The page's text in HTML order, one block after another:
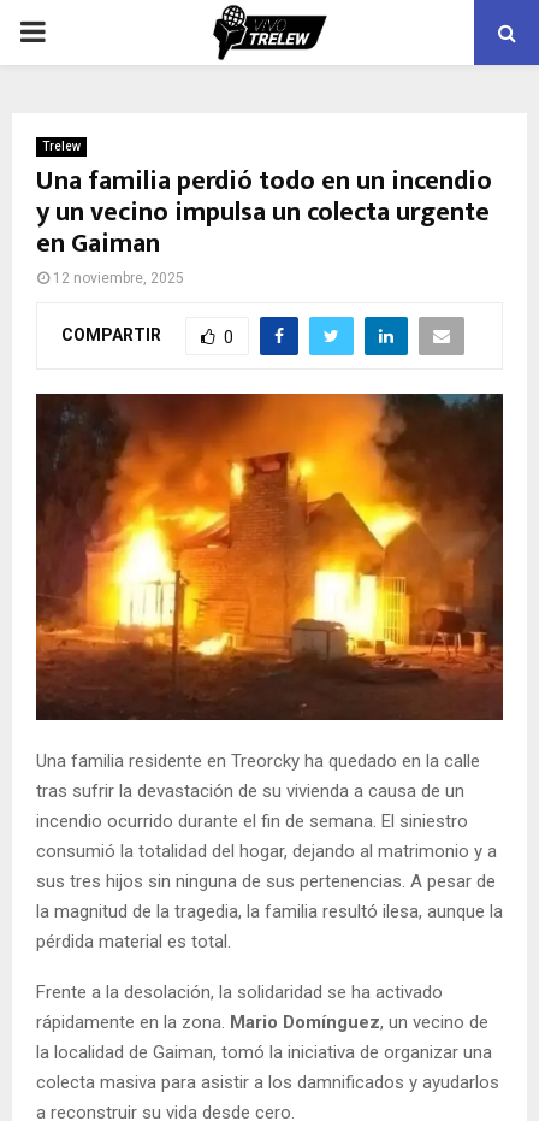
PRIMARY
Trelew
Una familia perdió todo en un incendio
y un vecino impulsa un colecta urgente
en Gaiman
12 noviembre, 2025
COMPARTIR 0
Una familia residente en Treorcky ha quedado en la calle
tras sufrir la devastación de su vivienda a causa de un
incendio ocurrido durante el fin de semana. El siniestro
consumió la totalidad del hogar, dejando al matrimonio y a
sus tres hijos sin ninguna de sus pertenencias. A pesar de
la magnitud de la tragedia, la familia resultó ilesa, aunque la
pérdida material es total.
Frente a la desolación, la solidaridad se ha activado
rápidamente en la zona. Mario Domínguez, un vecino de
la localidad de Gaiman, tomó la iniciativa de organizar una
colecta masiva para asistir a los damnificados y ayudarlos
a reconstruir su vida desde cero.